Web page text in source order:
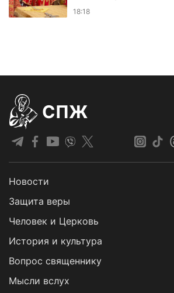
18:18
СПЖ
Новости
Защита веры
Человек и Церковь
История и культура
Вопрос священнику
Мысли вслух